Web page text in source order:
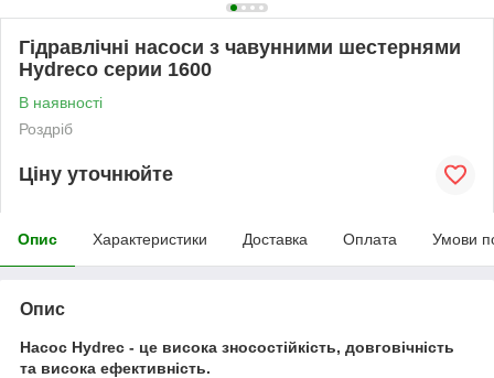
Гідравлічні насоси з чавунними шестернями
Hydreco серии 1600
В наявності
Роздріб
Ціну уточнюйте
Опис Характеристики Доставка Оплата Умови
Опис
Насос Hydrec - це висока зносостійкість, довговічність
та висока ефективність.